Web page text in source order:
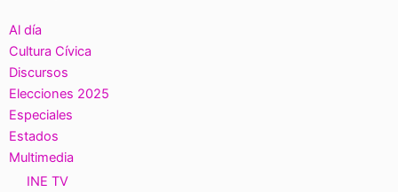
Al día
Cultura Cívica
Discursos
Elecciones 2025
Especiales
Estados
Multimedia
INE TV